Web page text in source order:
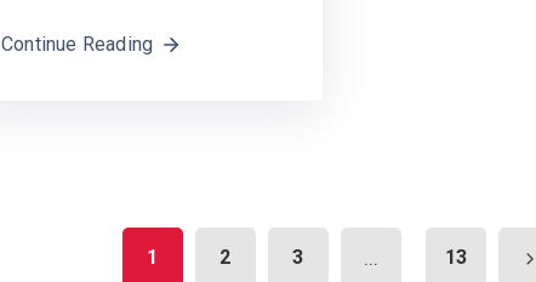
Continue Reading
1 2 3 ... 13